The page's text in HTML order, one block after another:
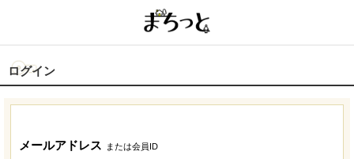
ログイン
メールアドレス または会員ID